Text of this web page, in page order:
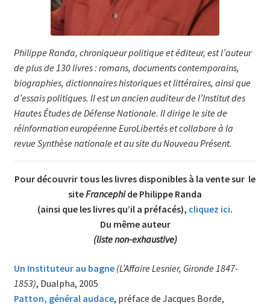
Philippe Randa, chroniqueur politique et éditeur, est l’auteur
de plus de 130 livres : romans, documents contemporains,
biographies, dictionnaires historiques et littéraires, ainsi que
d’essais politiques. Il est un ancien auditeur de l’Institut des
Hautes Études de Défense Nationale. Il dirige le site de
réinformation européenne EuroLibertés et collabore à la
revue Synthèse nationale et au site du Nouveau Présent.
Pour découvrir tous les livres disponibles à la vente sur le
siteFrancephide Philippe Randa
(ainsi que les livres qu’il a préfacés), cliquez ici.
Du même auteur
(liste non-exhaustive)
Un Instituteur au bagne (L’Affaire Lesnier, Gironde 1847-
1853), Dualpha, 2005
Patton, général audace, préface de Jacques Borde,